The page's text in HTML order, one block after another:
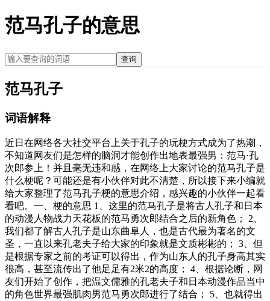
范马孔子的意思
查询
范马孔子
词语解释
近日在网络各大社交平台上关于孔子的玩梗方式成为了热潮，
不知道网友们是怎样的脑洞才能创作出地表最强男：范马·孔
次郎参上！并且毫无违和感，在网络上大家讨论的范马孔子是
什么梗呢？可能还是有小伙伴对此不清楚，所以接下来小编就
给大家整理了范马孔子梗的意思介绍，感兴趣的小伙伴一起看
看吧。一、梗的意思 1、这里的范马孔子是将古人孔子和日本
的动漫人物战力天花板的范马勇次郎结合之后的新角色； 2、
我们都了解古人孔子是山东曲阜人，也是古代最为著名的文
圣，一直以来孔老夫子给大家的印象就是文质彬彬的； 3、但
是根据专家之前的考证可以得出，作为山东人的孔子身高其实
很高，甚至流传出了他足足有2米2的高度； 4、根据论断，网
友们开始了创作，把温文儒雅的孔老夫子和日本动漫作品当中
的角色世界最强肌肉男范马勇次郎进行了结合； 5、也就得出